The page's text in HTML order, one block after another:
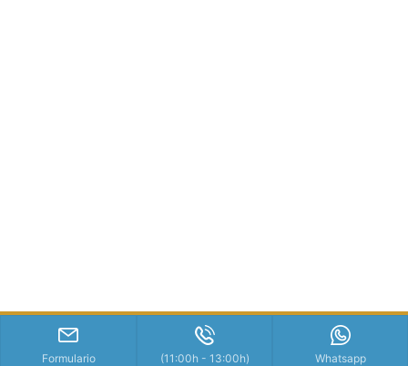
Formulario (11:00h - 13:00h) Whatsapp